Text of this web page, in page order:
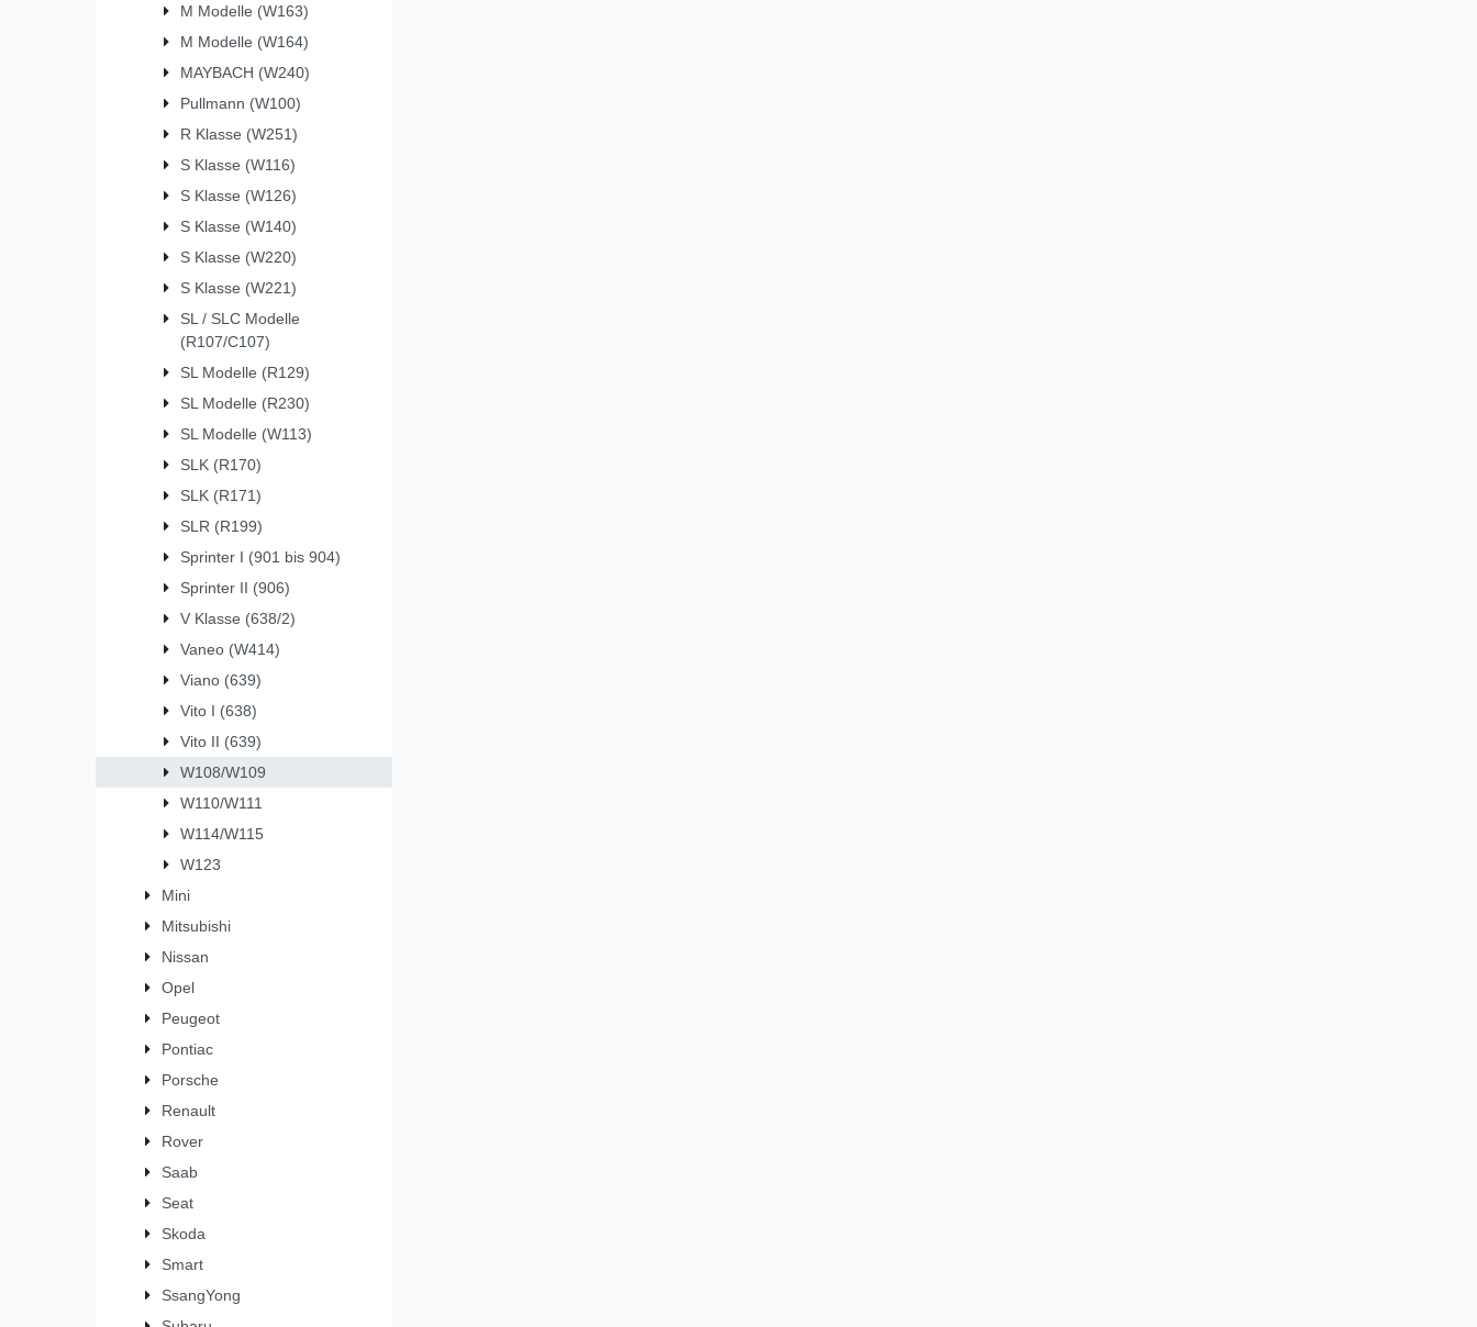
M Modelle (W163)
M Modelle (W164)
MAYBACH (W240)
Pullmann (W100)
R Klasse (W251)
S Klasse (W116)
S Klasse (W126)
S Klasse (W140)
S Klasse (W220)
S Klasse (W221)
SL / SLC Modelle
(R107/C107)
SL Modelle (R129)
SL Modelle (R230)
SL Modelle (W113)
SLK (R170)
SLK (R171)
SLR (R199)
Sprinter I (901 bis 904)
Sprinter II (906)
V Klasse (638/2)
Vaneo (W414)
Viano (639)
Vito I (638)
Vito II (639)
W108/W109
W110/W111
W114/W115
W123
Mini
Mitsubishi
Nissan
Opel
Peugeot
Pontiac
Porsche
Renault
Rover
Saab
Seat
Skoda
Smart
SsangYong